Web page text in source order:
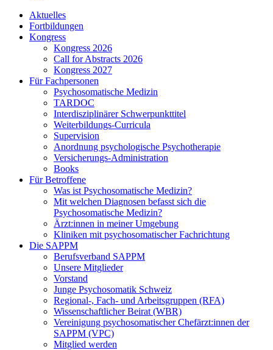
Aktuelles
Fortbildungen
Kongress
Kongress 2026
Call for Abstracts 2026
Kongress 2027
Für Fachpersonen
Psychosomatische Medizin
TARDOC
Interdisziplinärer Schwerpunkttitel
Weiterbildungs-Curricula
Supervision
Anordnung psychologische Psychotherapie
Versicherungs-Administration
Books
Für Betroffene
Was ist Psychosomatische Medizin?
Mit welchen Diagnosen befasst sich die
Psychosomatische Medizin?
Ärzt:innen in meiner Umgebung
Kliniken mit psychosomatischer Fachrichtung
Die SAPPM
Berufsverband SAPPM
Unsere Mitglieder
Vorstand
Junge Psychosomatik Schweiz
Regional-, Fach- und Arbeitsgruppen (RFA)
Wissenschaftlicher Beirat (WBR)
Vereinigung psychosomatischer Chefärzt:innen der
SAPPM (VPC)
Mitglied werden